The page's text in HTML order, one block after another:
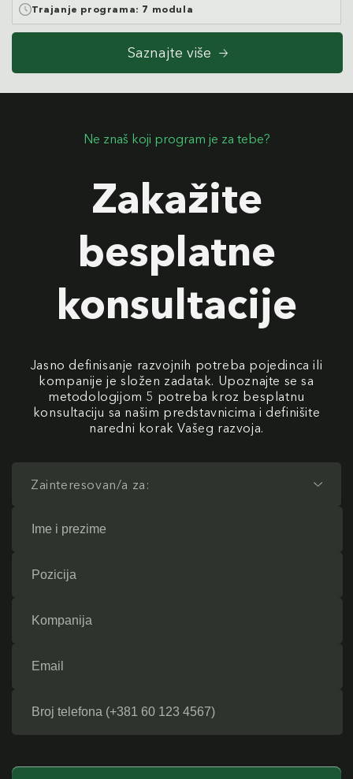
Trajanje programa: 7 modula
Saznajte više
Ne znaš koji program je za tebe?
Zakažite
besplatne
konsultacije
Jasno definisanje razvojnih potreba pojedinca ili
kompanije je složen zadatak. Upoznajte se sa
metodologijom 5 potreba kroz besplatnu
konsultaciju sa našim predstavnicima i definišite
naredni korak Vašeg razvoja.
Zainteresovan/a za: